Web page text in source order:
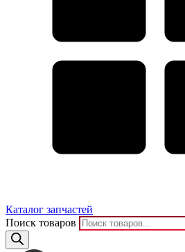
Каталог запчастей
Поиск товаров